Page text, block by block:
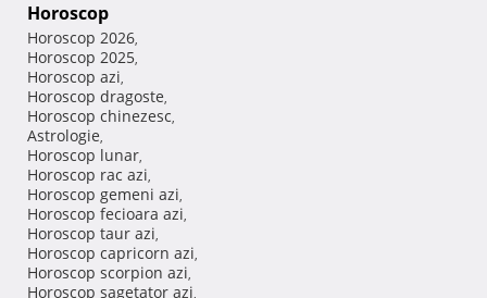
Horoscop
Horoscop 2026,
Horoscop 2025,
Horoscop azi,
Horoscop dragoste,
Horoscop chinezesc,
Astrologie,
Horoscop lunar,
Horoscop rac azi,
Horoscop gemeni azi,
Horoscop fecioara azi,
Horoscop taur azi,
Horoscop capricorn azi,
Horoscop scorpion azi,
Horoscop sagetator azi,